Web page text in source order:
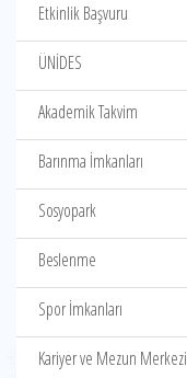
Etkinlik Başvuru
ÜNİDES
Akademik Takvim
Barınma İmkanları
Sosyopark
Beslenme
Spor İmkanları
Kariyer ve Mezun Merkezi